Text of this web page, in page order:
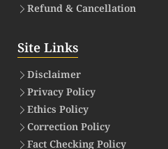
Refund & Cancellation
Site Links
Disclaimer
Privacy Policy
Ethics Policy
Correction Policy
Fact Checking Policy